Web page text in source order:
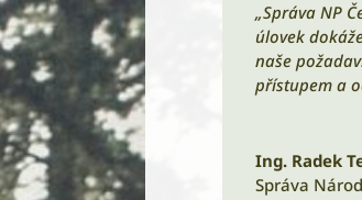
„Správa NP
úlovek
naše
přístupem a
Ing. Radek
Správa